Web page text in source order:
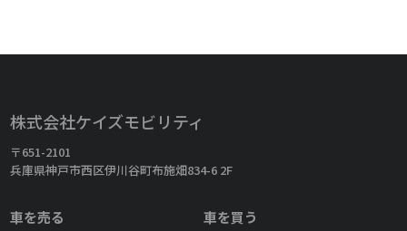
株式会社ケイズモビリティ
〒651-2101
兵庫県神戸市西区伊川谷町布施畑834-6 2F
車を売る 車を買う